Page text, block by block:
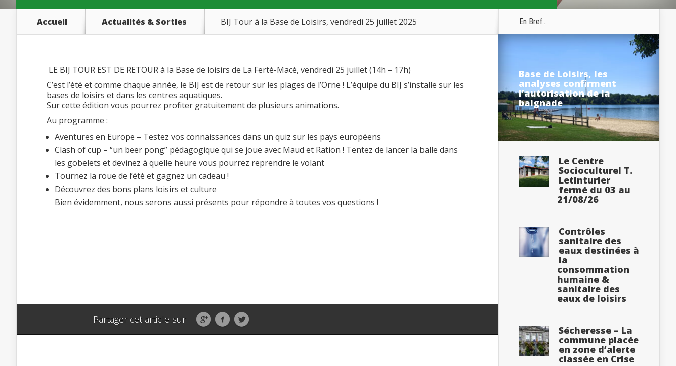
Accueil Actualités & Sorties BIJ Tour à la Base de Loisirs, vendredi 25 juillet 2025
LE BIJ TOUR EST DE RETOUR à la Base de loisirs de La Ferté-Macé, vendredi 25 juillet (14h – 17h)
C’est l’été et comme chaque année, le BIJ est de retour sur les plages de l’Orne ! L’équipe du BIJ s’installe sur les
bases de loisirs et dans les centres aquatiques.
Sur cette édition vous pourrez profiter gratuitement de plusieurs animations.
Au programme :
Aventures en Europe – Testez vos connaissances dans un quiz sur les pays européens
Clash of cup – “un beer pong” pédagogique qui se joue avec Maud et Ration ! Tentez de lancer la balle dans
les gobelets et devinez à quelle heure vous pourrez reprendre le volant
Tournez la roue de l’été et gagnez un cadeau !
Découvrez des bons plans loisirs et culture
Bien évidemment, nous serons aussi présents pour répondre à toutes vos questions !
Partager cet article sur
En Bref...
Base de Loisirs, les
analyses confirment
l’autorisation de la
baignade
Le Centre
Socioculturel T.
Letinturier
fermé du 03 au
21/08/26
Contrôles
sanitaire des
eaux destinées à
la
consommation
humaine &
sanitaire des
eaux de loisirs
Sécheresse – La
commune placée
en zone d’alerte
classée en Crise